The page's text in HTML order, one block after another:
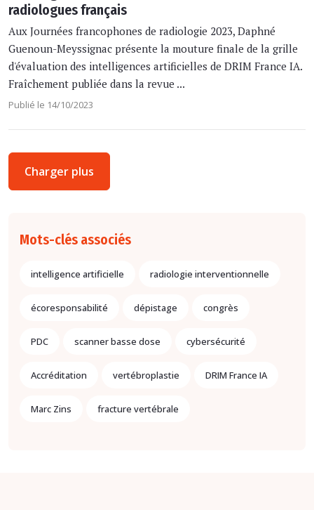
radiologues français
Aux Journées francophones de radiologie 2023, Daphné
Guenoun-Meyssignac présente la mouture finale de la grille
d'évaluation des intelligences artificielles de DRIM France IA.
Fraîchement publiée dans la revue ...
Publié le 14/10/2023
Charger plus
Mots-clés associés
intelligence artificielle radiologie interventionnelle
écoresponsabilité dépistage congrès
PDC scanner basse dose cybersécurité
Accréditation vertébroplastie DRIM France IA
Marc Zins fracture vertébrale